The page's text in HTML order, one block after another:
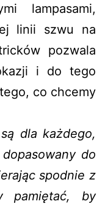
lampasami,
linii szwu na
pozwala
i do tego
co chcemy
dla każdego,
do
spodnie z
pamiętać, by